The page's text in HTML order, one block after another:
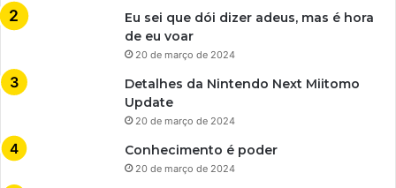
Eu sei que dói dizer adeus, mas é hora
de eu voar
20 de março de 2024
Detalhes da Nintendo Next Miitomo
Update
20 de março de 2024
Conhecimento é poder
20 de março de 2024